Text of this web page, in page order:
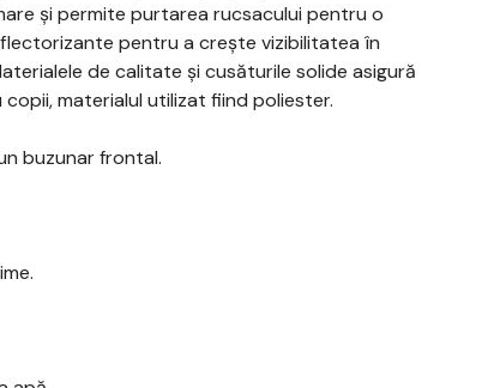
și permite purtarea rucsacului pentru o
pentru a crește vizibilitatea în
de calitate și cusăturile solide asigură
materialul utilizat fiind poliester.
buzunar frontal.